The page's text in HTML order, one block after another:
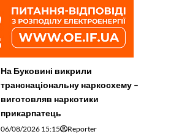
На Буковині викрили
транснаціональну наркосхему –
виготовляв наркотики
прикарпатець
06/08/2026 15:15 Reporter